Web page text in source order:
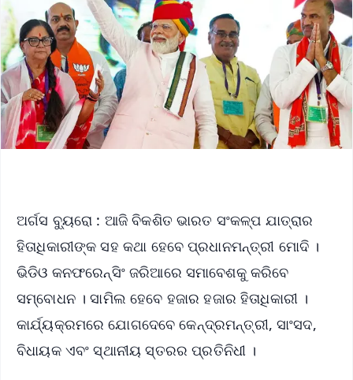
ଅର୍ଗସ ବ୍ୟୁରୋ : ଆଜି ବିକଶିତ ଭାରତ ସଂକଳ୍ପ ଯାତ୍ରାର
ହିତାଧିକାରୀଙ୍କ ସହ କଥା ହେବେ ପ୍ରଧାନମନ୍ତ୍ରୀ ମୋଦି ।
ଭିଡିଓ କନଫରେନ୍ସିଂ ଜରିଆରେ ସମାବେଶକୁ କରିବେ
ସମ୍ବୋଧନ । ସାମିଲ ହେବେ ହଜାର ହଜାର ହିତାଧିକାରୀ ।
କାର୍ଯ୍ୟକ୍ରମରେ ଯୋଗଦେବେ କେନ୍ଦ୍ରମନ୍ତ୍ରୀ, ସାଂସଦ,
ବିଧାୟକ ଏବଂ ସ୍ଥାନୀୟ ସ୍ତରର ପ୍ରତିନିଧୀ ।